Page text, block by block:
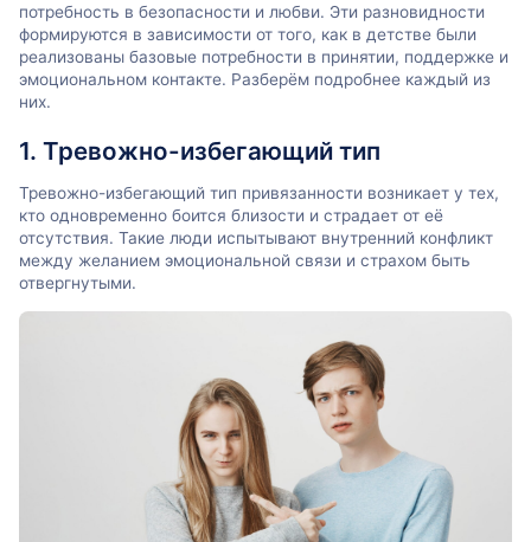
потребность в безопасности и любви. Эти разновидности
формируются в зависимости от того, как в детстве были
реализованы базовые потребности в принятии, поддержке и
эмоциональном контакте. Разберём подробнее каждый из
них.
1. Тревожно-избегающий тип
Тревожно-избегающий тип привязанности возникает у тех,
кто одновременно боится близости и страдает от её
отсутствия. Такие люди испытывают внутренний конфликт
между желанием эмоциональной связи и страхом быть
отвергнутыми.